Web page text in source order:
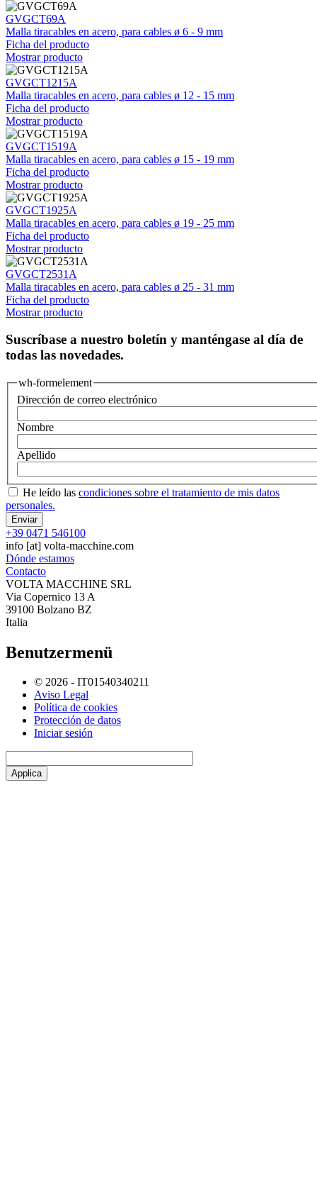
GVGCT69A
Malla tiracables en acero, para cables ø 6 - 9 mm
Ficha del producto
Mostrar producto
GVGCT1215A
Malla tiracables en acero, para cables ø 12 - 15 mm
Ficha del producto
Mostrar producto
GVGCT1519A
Malla tiracables en acero, para cables ø 15 - 19 mm
Ficha del producto
Mostrar producto
GVGCT1925A
Malla tiracables en acero, para cables ø 19 - 25 mm
Ficha del producto
Mostrar producto
GVGCT2531A
Malla tiracables en acero, para cables ø 25 - 31 mm
Ficha del producto
Mostrar producto
Suscríbase a nuestro boletín y manténgase al día de
todas las novedades.
wh-formelement
Dirección de correo electrónico
Nombre
Apellido
He leído las condiciones sobre el tratamiento de mis datos
personales.
+39 0471 546100
info [at] volta-macchine.com
Dónde estamos
Contacto
VOLTA MACCHINE SRL
Via Copernico 13 A
39100 Bolzano BZ
Italia
Benutzermenü
© 2026 - IT01540340211
Aviso Legal
Política de cookies
Protección de datos
Iniciar sesión